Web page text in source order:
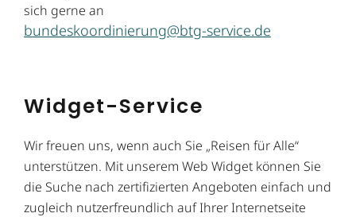
sich gerne an
bundeskoordinierung@btg-service.de
Widget-Service
Wir freuen uns, wenn auch Sie „Reisen für Alle“
unterstützen. Mit unserem Web Widget können Sie
die Suche nach zertifizierten Angeboten einfach und
zugleich nutzerfreundlich auf Ihrer Internetseite